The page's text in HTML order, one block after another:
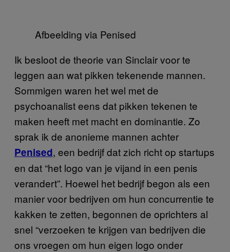
Afbeelding via Penised
Ik besloot de theorie van Sinclair voor te
leggen aan wat pikken tekenende mannen.
Sommigen waren het wel met de
psychoanalist eens dat pikken tekenen te
maken heeft met macht en dominantie. Zo
sprak ik de anonieme mannen achter
Penised, een bedrijf dat zich richt op startups
en dat “het logo van je vijand in een penis
verandert”. Hoewel het bedrijf begon als een
manier voor bedrijven om hun concurrentie te
kakken te zetten, begonnen de oprichters al
snel “verzoeken te krijgen van bedrijven die
ons vroegen om hun eigen logo onder